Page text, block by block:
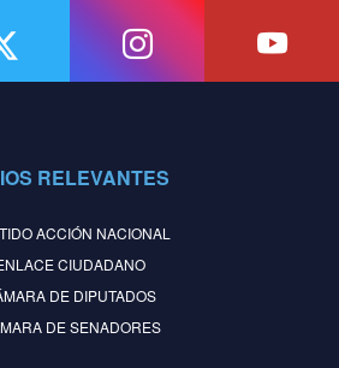
RELEVANTES
ACCIÓN NACIONAL
CIUDADANO
DE DIPUTADOS
DE SENADORES